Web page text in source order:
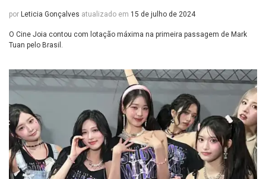
por Leticia Gonçalves atualizado em 15 de julho de 2024
O Cine Joia contou com lotação máxima na primeira passagem de Mark
Tuan pelo Brasil.